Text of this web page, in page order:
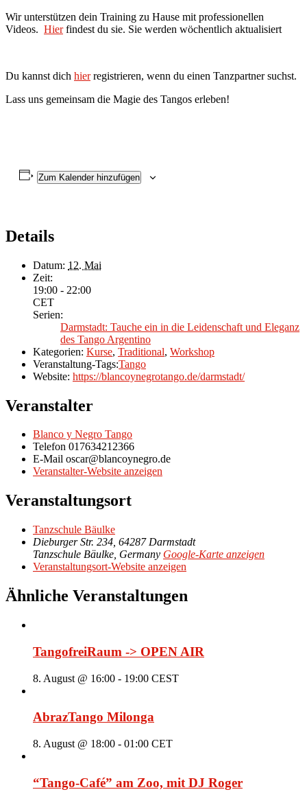
Wir unterstützen dein Training zu Hause mit professionellen
Videos. Hierfindest du sie. Sie werden wöchentlich aktualisiert
Du kannst dich hierregistrieren, wenn du einen Tanzpartner suchst.
Lass uns gemeinsam die Magie des Tangos erleben!
Zum Kalender hinzufügen
Details
Datum: 12. Mai
Zeit:
19:00 - 22:00
CET
Serien:
Darmstadt: Tauche ein in die Leidenschaft und Eleganz
des Tango Argentino
Kategorien: Kurse, Traditional, Workshop
Veranstaltung-Tags:Tango
Website: https://blancoynegrotango.de/darmstadt/
Veranstalter
Blanco y Negro Tango
Telefon 017634212366
E-Mail oscar@blancoynegro.de
Veranstalter-Website anzeigen
Veranstaltungsort
Tanzschule Bäulke
Dieburger Str. 234, 64287 Darmstadt
Tanzschule Bäulke Germany Google-Karte anzeigen
Veranstaltungsort-Website anzeigen
Ähnliche Veranstaltungen
TangofreiRaum -> OPEN AIR
8. August @ 16:00 - 19:00 CEST
AbrazTango Milonga
8. August @ 18:00 - 01:00 CET
“Tango-Café” am Zoo, mit DJ Roger